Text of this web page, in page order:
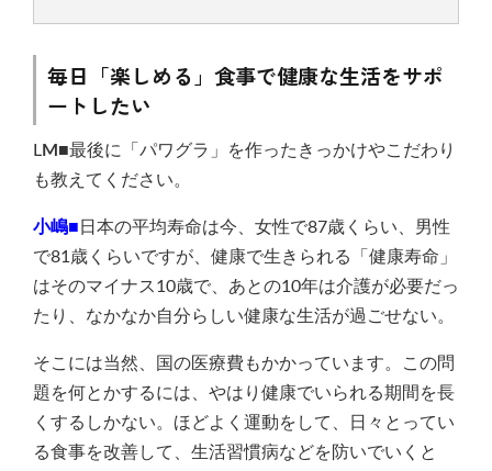
毎日「楽しめる」食事で健康な生活をサポ
ートしたい
LM■最後に「パワグラ」を作ったきっかけやこだわり
も教えてください。
小嶋■ 日本の平均寿命は今、女性で87歳くらい、男性
で81歳くらいですが、健康で生きられる「健康寿命」
はそのマイナス10歳で、あとの10年は介護が必要だっ
たり、なかなか自分らしい健康な生活が過ごせない。
そこには当然、国の医療費もかかっています。この問
題を何とかするには、やはり健康でいられる期間を長
くするしかない。ほどよく運動をして、日々とってい
る食事を改善して、生活習慣病などを防いでいくと